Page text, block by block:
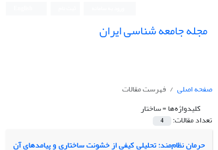
مجله جامعه شناسی ایران
صفحه اصلی
فهرست مقالات
کلیدواژه‌ها =ساختار
تعداد مقالات:
4
حرمان نظام‌مند: تحلیلی کیفی از خشونت ساختاری و پیامدهای آن